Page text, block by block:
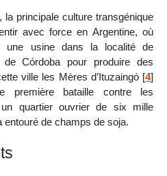
principale culture transgénique
avec force en Argentine, où
une usine dans la localité de
de Córdoba pour produire des
ville les Mères d’Ituzaingó[4]
première bataille contre les
quartier ouvrier de six mille
entouré de champs de soja.